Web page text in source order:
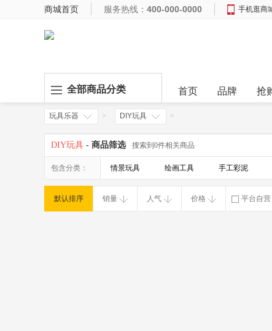
商城首页 服务热线： 400-000-0000 手机逛商
全部商品分类 首页 品牌 抢
玩具乐器 > DIY玩具 >
DIY玩具 - 商品筛选 搜索到0件相关商品
包含分类： 情景玩具 绘画工具 手工彩泥
默认排序 销量 人气 价格 平台自营